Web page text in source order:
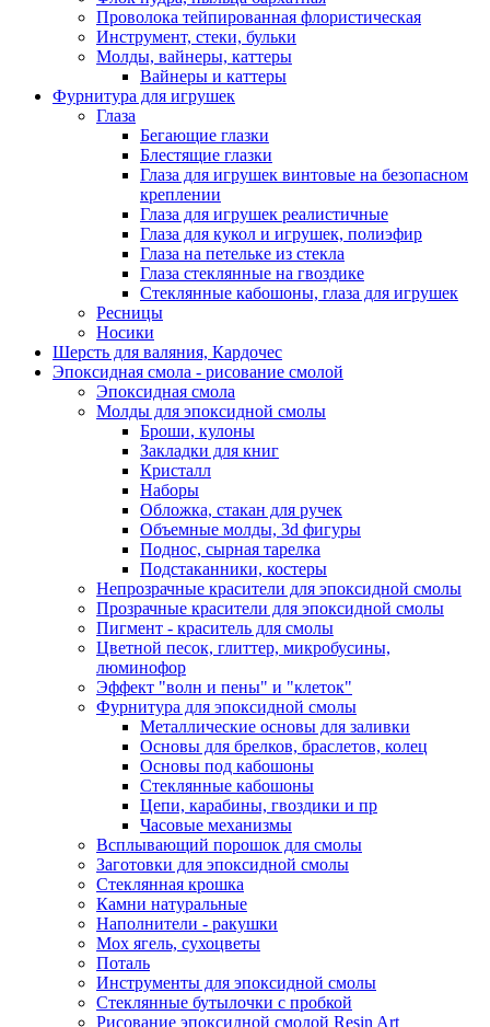
Проволока тейпированная флористическая
Инструмент, стеки, бульки
Молды, вайнеры, каттеры
Вайнеры и каттеры
Фурнитура для игрушек
Глаза
Бегающие глазки
Блестящие глазки
Глаза для игрушек винтовые на безопасном
креплении
Глаза для игрушек реалистичные
Глаза для кукол и игрушек, полиэфир
Глаза на петельке из стекла
Глаза стеклянные на гвоздике
Стеклянные кабошоны, глаза для игрушек
Ресницы
Носики
Шерсть для валяния, Кардочес
Эпоксидная смола - рисование смолой
Эпоксидная смола
Молды для эпоксидной смолы
Броши, кулоны
Закладки для книг
Кристалл
Наборы
Обложка, стакан для ручек
Объемные молды, 3d фигуры
Поднос, сырная тарелка
Подстаканники, костеры
Непрозрачные красители для эпоксидной смолы
Прозрачные красители для эпоксидной смолы
Пигмент - краситель для смолы
Цветной песок, глиттер, микробусины,
люминофор
Эффект "волн и пены" и "клеток"
Фурнитура для эпоксидной смолы
Металлические основы для заливки
Основы для брелков, браслетов, колец
Основы под кабошоны
Стеклянные кабошоны
Цепи, карабины, гвоздики и пр
Часовые механизмы
Всплывающий порошок для смолы
Заготовки для эпоксидной смолы
Стеклянная крошка
Камни натуральные
Наполнители - ракушки
Мох ягель, сухоцветы
Поталь
Инструменты для эпоксидной смолы
Стеклянные бутылочки с пробкой
Рисование эпоксидной смолой Resin Art